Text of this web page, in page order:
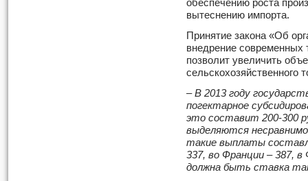
обеспечению роста
вытеснению импорта.
Принятие закона «Об
внедрение современных
позволит увеличить
сельскохозяйственного
– В 2013 году
погектарное
это составит 200-300
выделяются
такие выплаты
337, во Франции – 387, в
должна быть ставка